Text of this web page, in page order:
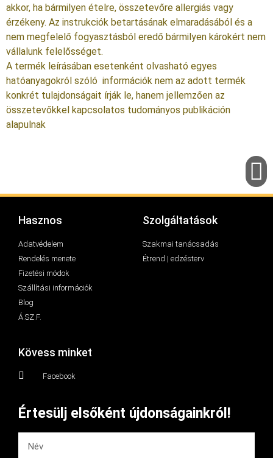
akkor, ha bármilyen ételre, összetevőre allergiás vagy
érzékeny. Az instrukciók betartásának elmaradásából és a
nem megfelelő fogyasztásból eredő bármilyen károkért nem
vállalunk felelősséget.
A termék leírásában esetenként olvasható egyes
hatóanyagokról szóló információk nem az adott termék
konkrét tulajdonságait írják le, hanem jellemzően az
összetevőkkel kapcsolatos tudományos publikáción
alapulnak
Hasznos
Adatvédelem
Rendelés menete
Fizetési módok
Szállítási információk
Blog
Á.SZ.F.
Szolgáltatások
Szakmai tanácsadás
Étrend | edzésterv
Kövess minket
Facebook
Értesülj elsőként újdonságainkról!